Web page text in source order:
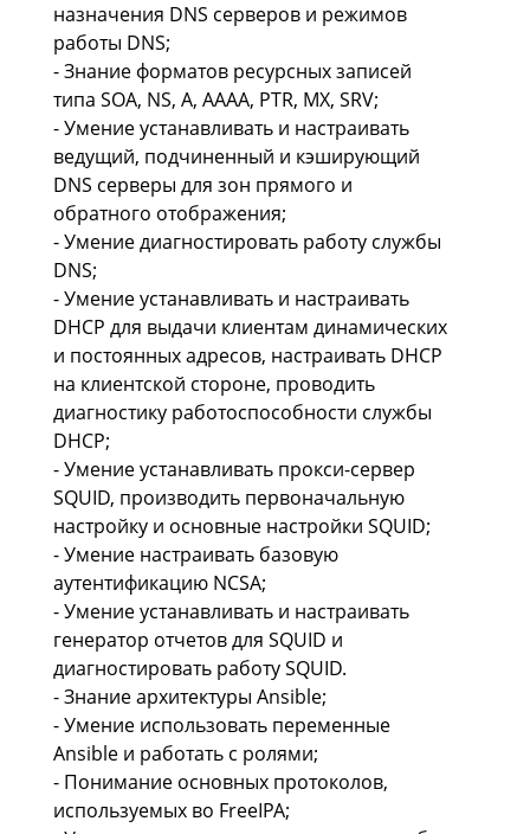
назначения DNS серверов и режимов
работы DNS;
- Знание форматов ресурсных записей
типа SOA, NS, A, AAAA, PTR, MX, SRV;
- Умение устанавливать и настраивать
ведущий, подчиненный и кэширующий
DNS серверы для зон прямого и
обратного отображения;
- Умение диагностировать работу службы
DNS;
- Умение устанавливать и настраивать
DHCP для выдачи клиентам динамических
и постоянных адресов, настраивать DHCP
на клиентской стороне, проводить
диагностику работоспособности службы
DHCP;
- Умение устанавливать прокси-сервер
SQUID, производить первоначальную
настройку и основные настройки SQUID;
- Умение настраивать базовую
аутентификацию NCSA;
- Умение устанавливать и настраивать
генератор отчетов для SQUID и
диагностировать работу SQUID.
- Знание архитектуры Ansible;
- Умение использовать переменные
Ansible и работать с ролями;
- Понимание основных протоколов,
используемых во FreeIPA;